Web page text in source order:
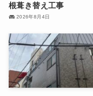
根葺き替え工事
2026年8月4日